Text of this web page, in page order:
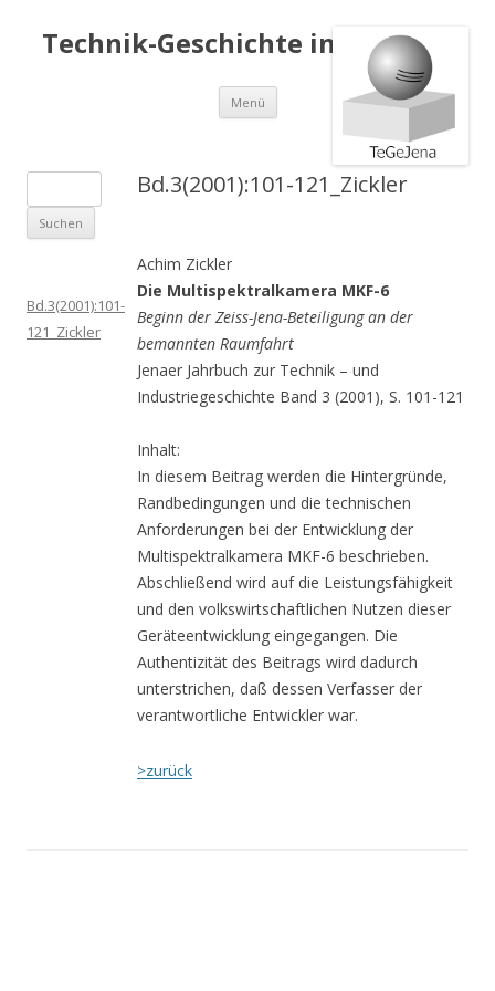
Technik-Geschichte in Jena e.V.
Menü Springe
Inhalt
Bd.3(2001):101-121_Zickler
Achim Zickler
Die Multispektralkamera MKF-6
Beginn der Zeiss-Jena-Beteiligung an der
bemannten Raumfahrt
Jenaer Jahrbuch zur Technik – und
Industriegeschichte Band 3 (2001), S. 101-121
Inhalt:
In diesem Beitrag werden die Hintergründe,
Randbedingungen und die technischen
Anforderungen bei der Entwicklung der
Multispektralkamera MKF-6 beschrieben.
Abschließend wird auf die Leistungsfähigkeit
und den volkswirtschaftlichen Nutzen dieser
Geräteentwicklung eingegangen. Die
Authentizität des Beitrags wird dadurch
unterstrichen, daß dessen Verfasser der
verantwortliche Entwickler war.
>zurück
u
c
n
a
Bd.3(2001):101-
121_Zickler